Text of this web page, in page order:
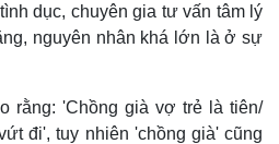
dục, chuyên gia tư vấn tâm lý
nguyên nhân khá lớn là ở sự
rằng: 'Chồng già vợ trẻ là tiên/
đi', tuy nhiên 'chồng già' cũng